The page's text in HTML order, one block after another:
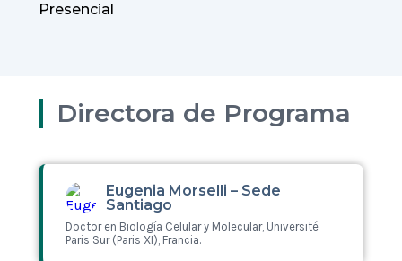
Presencial
Directora de Programa
Eugenia Morselli – Sede
Santiago
Doctor en Biología Celular y Molecular, Université
Paris Sur (Paris XI), Francia.